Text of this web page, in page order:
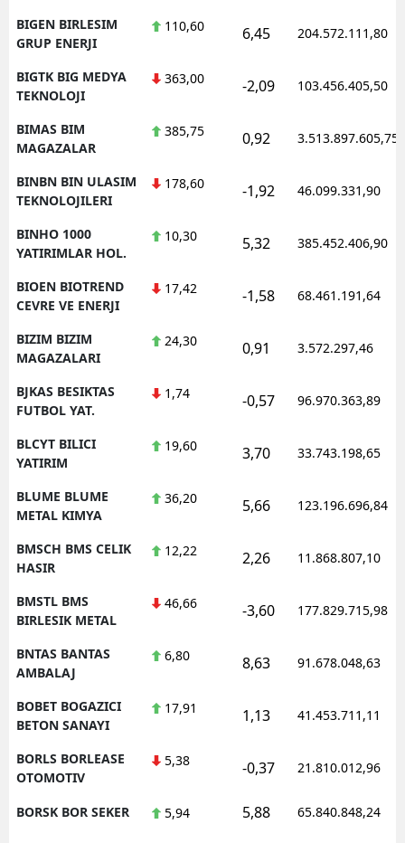
BIGEN BIRLESIM
GRUP ENERJI
110,60 6,45 204.572.111,80
BIGTK BIG MEDYA
TEKNOLOJI
363,00 -2,09 103.456.405,50
BIMAS BIM
MAGAZALAR
385,75 0,92 3.513.897.605,75
BINBN BIN ULASIM
TEKNOLOJILERI
178,60 -1,92 46.099.331,90
BINHO 1000
YATIRIMLAR HOL.
10,30 5,32 385.452.406,90
BIOEN BIOTREND
CEVRE VE ENERJI
17,42 -1,58 68.461.191,64
BIZIM BIZIM
MAGAZALARI
24,30 0,91 3.572.297,46
BJKAS BESIKTAS
FUTBOL YAT.
1,74 -0,57 96.970.363,89
BLCYT BILICI
YATIRIM
19,60 3,70 33.743.198,65
BLUME BLUME
METAL KIMYA
36,20 5,66 123.196.696,84
BMSCH BMS CELIK
HASIR
12,22 2,26 11.868.807,10
BMSTL BMS
BIRLESIK METAL
46,66 -3,60 177.829.715,98
BNTAS BANTAS
AMBALAJ
6,80 8,63 91.678.048,63
BOBET BOGAZICI
BETON SANAYI
17,91 1,13 41.453.711,11
BORLS BORLEASE
OTOMOTIV
5,38 -0,37 21.810.012,96
BORSK BOR SEKER 5,94 5,88 65.840.848,24